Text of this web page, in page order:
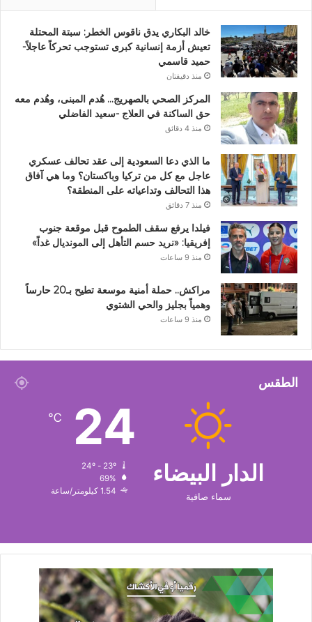
خالد البكاري يدق ناقوس الخطر: سبتة المحتلة
تعيش أزمة إنسانية كبرى تستوجب تحركاً عاجلاً-
حميد قاسمي
منذ دقيقتان
المركز الصحي بالصهريج… هُدم المبنى، وهُدم معه
حق الساكنة في العلاج -سعيد الفاضلي
منذ 4 دقائق
ما الذي دعا السعودية إلى عقد تحالف عسكري
عاجل مع كل من تركيا وباكستان؟ وما هي آفاق
هذا التحالف وتداعياته على المنطقة؟
منذ 7 دقائق
فيلدا يرفع سقف الطموح قبل موقعة جنوب
إفريقيا: «نريد حسم التأهل إلى المونديال غداً»
منذ 9 ساعات
مراكش.. حملة أمنية موسعة تطيح بـ20 حارساً
وهمياً بجليز والحي الشتوي
منذ 9 ساعات
الطقس
الدار البيضاء
سماء صافية
24
℃
69%
1.54 كيلومتر/ساعة